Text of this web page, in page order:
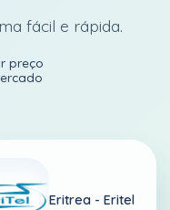
fácil e rápida.
preço
Eritrea - Eritel